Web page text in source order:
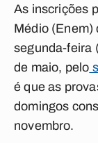
As inscrições
Médio (Enem)
segunda-feira
de maio, pelo
é que as
domingos
novembro.